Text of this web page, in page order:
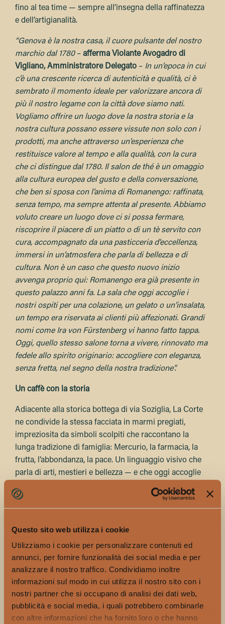
Questo sito web utilizza i cookie
Utilizziamo i cookie per personalizzare contenuti ed
annunci, per fornire funzionalità dei social media e per
analizzare il nostro traffico. Condividiamo inoltre
informazioni sul modo in cui utilizza il nostro sito con i
nostri partner che si occupano di analisi dei dati web,
pubblicità e social media, i quali potrebbero combinarle
con altre informazioni che ha fornito loro o che hanno
fino al tea time — sempre all’insegna della raffinatezza
e dell’artigianalità.
“Genova è la nostra casa, il cuore pulsante del nostro
marchio dal 1780– afferma Violante Avogadro di
Vigliano, Amministratore Delegato – In un’epoca in cui
c’è una crescente ricerca di autenticità e qualità, ci è
sembrato il momento ideale per valorizzare ancora di
più il nostro legame con la città dove siamo nati.
Vogliamo offrire un luogo dove la nostra storia e la
nostra cultura possano essere vissute non solo con i
prodotti, ma anche attraverso un’esperienza che
restituisce valore al tempo e alla qualità, con la cura
che ci distingue dal 1780. Il salon de thé è un omaggio
alla cultura europea del gusto e della conversazione,
che ben si sposa con l’anima di Romanengo: raffinata,
senza tempo, ma sempre attenta al presente. Abbiamo
voluto creare un luogo dove ci si possa fermare,
riscoprire il piacere di un piatto o di un tè servito con
cura, accompagnato da una pasticceria d’eccellenza,
immersi in un’atmosfera che parla di bellezza e di
cultura. Non è un caso che questo nuovo inizio
avvenga proprio qui: Romanengo era già presente in
questo palazzo anni fa. La sala che oggi accoglie i
nostri ospiti per una colazione, un gelato o un’insalata,
un tempo era riservata ai clienti più affezionati. Grandi
nomi come Ira von Fürstenberg vi hanno fatto tappa.
Oggi, quello stesso salone torna a vivere, rinnovato ma
fedele allo spirito originario: accogliere con eleganza,
senza fretta, nel segno della nostra tradizione”.
Un caffè con la storia
Adiacente alla storica bottega di via Soziglia, La Corte
ne condivide la stessa facciata in marmi pregiati,
impreziosita da simboli scolpiti che raccontano la
lunga tradizione di famiglia: Mercurio, la farmacia, la
frutta, l’abbondanza, la pace. Un linguaggio visivo che
parla di arti, mestieri e bellezza — e che oggi accoglie
Appena varcata la soglia del nuovoSalon de Thé, si è
venature richiamano i toni caldi del legno e delle pareti
color crema. La sua forma avvolgente guida
naturalmente verso la sala interna, oggi riservata a un
momento di pausa in cui gustare un’insalata, una fetta
di torta o un gelato.
Un tempo salotto privato della famiglia Romanengo,
questo spazio ha ospitato figure illustri del mondo